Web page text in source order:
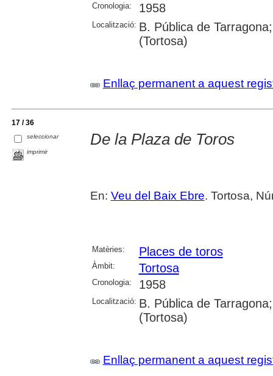
Cronologia: 1958
Localització: B. Pública de
(Tortosa)
Enllaç permanent a aquest
17 / 36
seleccionar
imprimir
De la Plaza de Toros
En: Veu del Baix Ebre. Tortosa,
Matèries: Places de toros
Àmbit: Tortosa
Cronologia: 1958
Localització: B. Pública de
(Tortosa)
Enllaç permanent a aquest